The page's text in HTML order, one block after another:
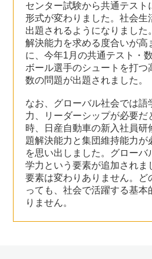
センター試験から共通テスト
形式が変わりました。社会生
出題されるようになりました
解決能力を求める度合いが高
に、今年1月の共通テスト・
ボール選手のシュートを打つ
数の問題が出題されました。
なお、グローバル社会では語
力、リーダーシップが必要だ
時、日産自動車の新入社員研
題解決能力と集団維持能力が
を思い出しました。グローバ
学力という要素が追加されま
要素は変わりありません。ど
っても、社会で活躍する基本
りません。